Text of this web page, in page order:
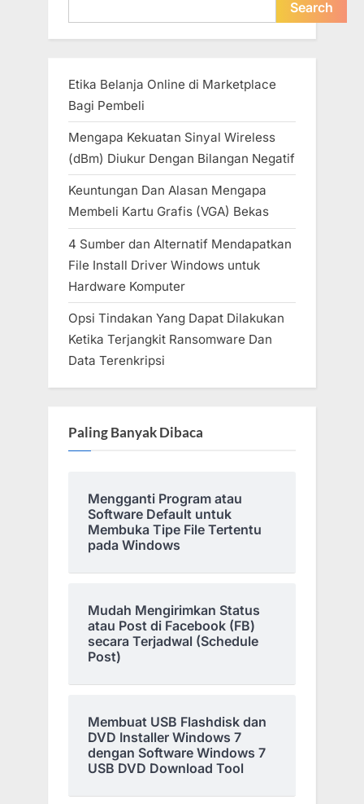
Search
Etika Belanja Online di Marketplace
Bagi Pembeli
Mengapa Kekuatan Sinyal Wireless
(dBm) Diukur Dengan Bilangan Negatif
Keuntungan Dan Alasan Mengapa
Membeli Kartu Grafis (VGA) Bekas
4 Sumber dan Alternatif Mendapatkan
File Install Driver Windows untuk
Hardware Komputer
Opsi Tindakan Yang Dapat Dilakukan
Ketika Terjangkit Ransomware Dan
Data Terenkripsi
Paling Banyak Dibaca
Mengganti Program atau
Software Default untuk
Membuka Tipe File Tertentu
pada Windows
Mudah Mengirimkan Status
atau Post di Facebook (FB)
secara Terjadwal (Schedule
Post)
Membuat USB Flashdisk dan
DVD Installer Windows 7
dengan Software Windows 7
USB DVD Download Tool